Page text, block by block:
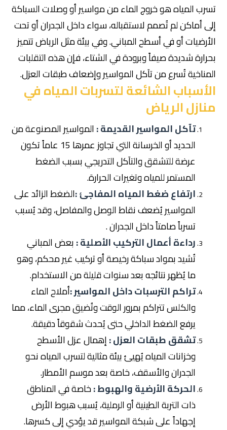
تسرب المياه هو خروج الماء من مواسير أو وصلات السباكة
إلى أماكن لم تُصمم لاستقباله، سواء داخل الجدران أو تحت
الأرضيات أو في أسطح المباني. وفي بيئة مثل الرياض تتميز
بحرارة شديدة صيفاً وبرودة في الشتاء، فإن هذه التقلبات
المناخية تُسرع من تآكل المواسير وإضعاف طبقات العزل.
الأسباب الشائعة لتسربات المياه في
منازل الرياض
تآكل المواسير القديمة :المواسير المصنوعة من
الحديد أو الخرسانة التي تجاوز عمرها 15 عاماً تكون
عرضة للتشقق والتآكل التدريجي بسبب الضغط
المستمر للمياه وتغيرات الحرارة.
ارتفاع ضغط المياه المفاجئ :الضغط الزائد على
المواسير يُضعف نقاط الوصل والمفاصل، وقد يُسبب
تسرباً صامتاً داخل الجدران .
رداءة أعمال التركيب الأصلية :بعض المباني
تُشيد بمواد سباكة رخيصة أو تركيب غير محكم، وهو
ما يُظهر نتائجه بعد سنوات قليلة من الاستخدام.
تراكم الترسبات داخل المواسير :أملاح الماء
والكلس تتراكم بمرور الوقت وتُضيق مجرى الماء، مما
يرفع الضغط الداخلي حتى يُحدث شقوقاً دقيقة.
تشقق طبقات العزل :إهمال عزل الأسطح
وخزانات المياه يُهيئ بيئة مثالية لتسرب المياه نحو
الجدران والأسقف، خاصة بعد موسم الأمطار.
الحركة الأرضية والهبوط :خاصة في المناطق
ذات التربة الطينية أو الرملية، يُسبب هبوط الأرض
إجهاداً على شبكة المواسير قد يؤدي إلى كسرها.